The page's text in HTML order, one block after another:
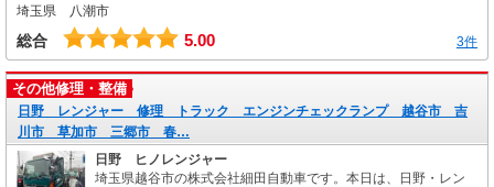
埼玉県 八潮市
総合 5.00 3件
その他修理・整備
日野 レンジャー 修理 トラック エンジンチェックランプ 越谷市 吉
川市 草加市 三郷市 春…
日野 ヒノレンジャー
埼玉県越谷市の株式会社細田自動車です。本日は、日野・レン